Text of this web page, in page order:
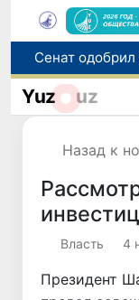
Yuz uz
Назад к
Власть 4
Президент